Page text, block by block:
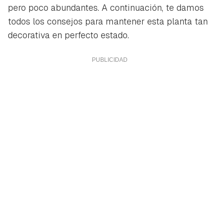
pero poco abundantes. A continuación, te damos
todos los consejos para mantener esta planta tan
decorativa en perfecto estado.